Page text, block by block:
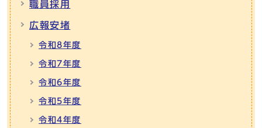
職員採用
広報安堵
令和8年度
令和7年度
令和6年度
令和5年度
令和4年度